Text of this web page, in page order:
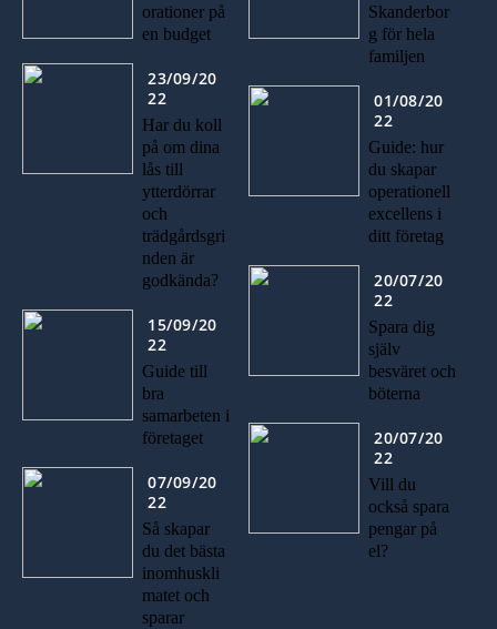
orationer på
en budget
23/09/20
22
Har du koll
på om dina
lås till
ytterdörrar
och
trädgårdsgri
nden är
godkända?
15/09/20
22
Guide till
bra
samarbeten i
företaget
07/09/20
22
Så skapar
du det bästa
inomhuskli
matet och
sparar
Skanderbor
g för hela
familjen
01/08/20
22
Guide: hur
du skapar
operationell
excellens i
ditt företag
20/07/20
22
Spara dig
själv
besväret och
böterna
20/07/20
22
Vill du
också spara
pengar på
el?